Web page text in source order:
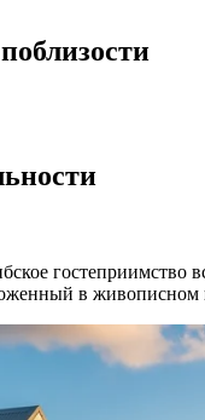
гостеприимство
в живописном